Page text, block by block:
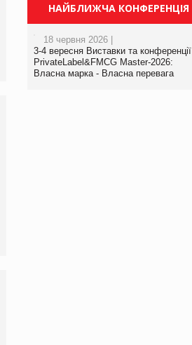
НАЙБЛИЖЧА КОНФЕРЕНЦІЯ
18 червня 2026 |
3-4 вересня Виставки та конференції
PrivateLabel&FMCG Master-2026:
Власна марка - Власна перевага